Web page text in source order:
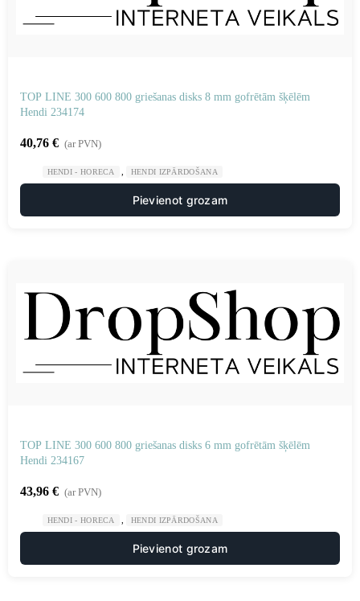
TOP LINE 300 600 800 griešanas disks 8 mm gofrētām šķēlēm
Hendi 234174
40,76 € (ar PVN)
HENDI - HORECA HENDI IZPĀRDOŠANA
Pievienot grozam
TOP LINE 300 600 800 griešanas disks 6 mm gofrētām šķēlēm
Hendi 234167
43,96 € (ar PVN)
HENDI - HORECA HENDI IZPĀRDOŠANA
Pievienot grozam